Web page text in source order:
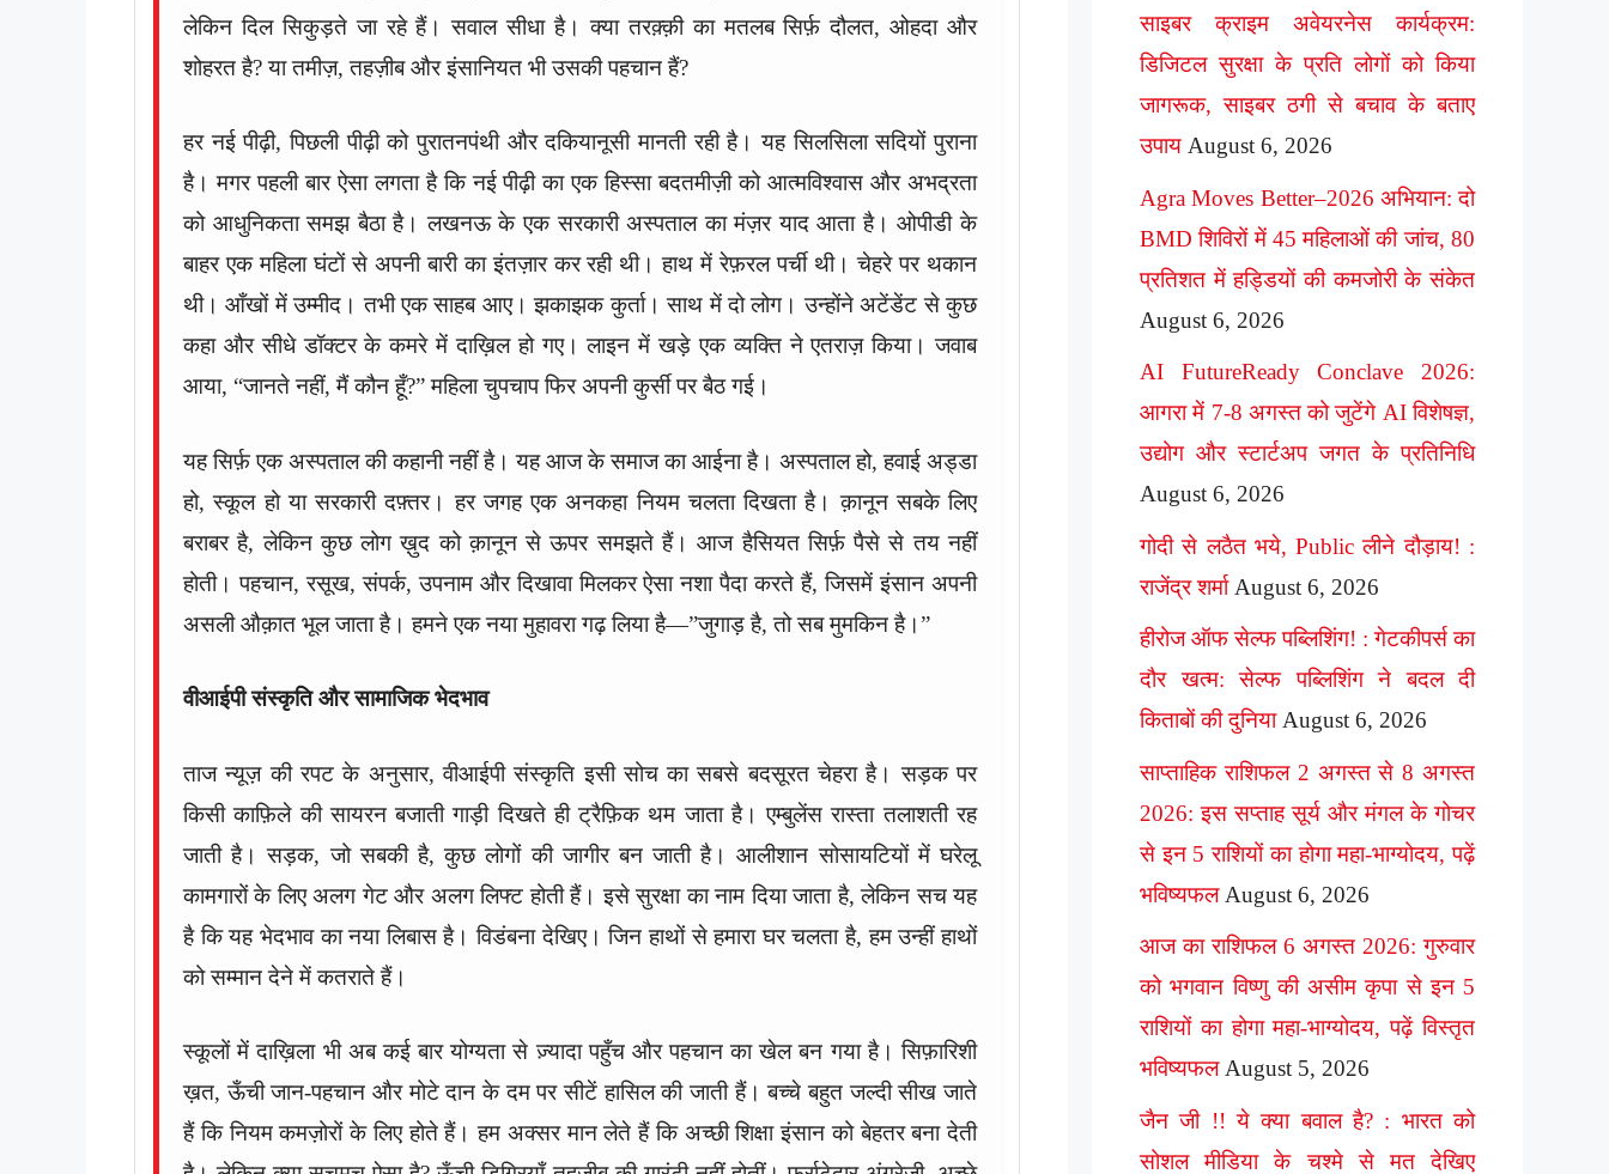
लेकिन दिल सिकुड़ते जा रहे हैं। सवाल सीधा है। क्या तरक़्क़ी का मतलब सिर्फ़ दौलत, ओहदा और
शोहरत है? या तमीज़, तहज़ीब और इंसानियत भी उसकी पहचान हैं?
हर नई पीढ़ी, पिछली पीढ़ी को पुरातनपंथी और दकियानूसी मानती रही है। यह सिलसिला सदियों पुराना
है। मगर पहली बार ऐसा लगता है कि नई पीढ़ी का एक हिस्सा बदतमीज़ी को आत्मविश्वास और अभद्रता
को आधुनिकता समझ बैठा है। लखनऊ के एक सरकारी अस्पताल का मंज़र याद आता है। ओपीडी के
बाहर एक महिला घंटों से अपनी बारी का इंतज़ार कर रही थी। हाथ में रेफ़रल पर्ची थी। चेहरे पर थकान
थी। आँखों में उम्मीद। तभी एक साहब आए। झकाझक कुर्ता। साथ में दो लोग। उन्होंने अटेंडेंट से कुछ
कहा और सीधे डॉक्टर के कमरे में दाख़िल हो गए। लाइन में खड़े एक व्यक्ति ने एतराज़ किया। जवाब
आया, “जानते नहीं, मैं कौन हूँ?” महिला चुपचाप फिर अपनी कुर्सी पर बैठ गई।
यह सिर्फ़ एक अस्पताल की कहानी नहीं है। यह आज के समाज का आईना है। अस्पताल हो, हवाई अड्डा
हो, स्कूल हो या सरकारी दफ़्तर। हर जगह एक अनकहा नियम चलता दिखता है। क़ानून सबके लिए
बराबर है, लेकिन कुछ लोग ख़ुद को क़ानून से ऊपर समझते हैं। आज हैसियत सिर्फ़ पैसे से तय नहीं
होती। पहचान, रसूख, संपर्क, उपनाम और दिखावा मिलकर ऐसा नशा पैदा करते हैं, जिसमें इंसान अपनी
असली औक़ात भूल जाता है। हमने एक नया मुहावरा गढ़ लिया है—”जुगाड़ है, तो सब मुमकिन है।”
वीआईपी संस्कृति और सामाजिक भेदभाव
ताज न्यूज़ की रपट के अनुसार, वीआईपी संस्कृति इसी सोच का सबसे बदसूरत चेहरा है। सड़क पर
किसी काफ़िले की सायरन बजाती गाड़ी दिखते ही ट्रैफ़िक थम जाता है। एम्बुलेंस रास्ता तलाशती रह
जाती है। सड़क, जो सबकी है, कुछ लोगों की जागीर बन जाती है। आलीशान सोसायटियों में घरेलू
कामगारों के लिए अलग गेट और अलग लिफ्ट होती हैं। इसे सुरक्षा का नाम दिया जाता है, लेकिन सच यह
है कि यह भेदभाव का नया लिबास है। विडंबना देखिए। जिन हाथों से हमारा घर चलता है, हम उन्हीं हाथों
को सम्मान देने में कतराते हैं।
स्कूलों में दाख़िला भी अब कई बार योग्यता से ज़्यादा पहुँच और पहचान का खेल बन गया है। सिफ़ारिशी
ख़त, ऊँची जान-पहचान और मोटे दान के दम पर सीटें हासिल की जाती हैं। बच्चे बहुत जल्दी सीख जाते
हैं कि नियम कमज़ोरों के लिए होते हैं। हम अक्सर मान लेते हैं कि अच्छी शिक्षा इंसान को बेहतर बना देती
साइबर क्राइम अवेयरनेस कार्यक्रम:
डिजिटल सुरक्षा के प्रति लोगों को किया
जागरूक, साइबर ठगी से बचाव के बताए
उपाय August 6, 2026
Agra Moves Better–2026 अभियान: दो
BMD शिविरों में 45 महिलाओं की जांच, 80
प्रतिशत में हड्डियों की कमजोरी के संकेत
August 6, 2026
AI FutureReady Conclave 2026:
आगरा में 7-8 अगस्त को जुटेंगे AI विशेषज्ञ,
उद्योग और स्टार्टअप जगत के प्रतिनिधि
August 6, 2026
गोदी से लठैत भये, Public लीने दौड़ाय! :
राजेंद्र शर्मा August 6, 2026
हीरोज ऑफ सेल्फ पब्लिशिंग! : गेटकीपर्स का
दौर खत्म: सेल्फ पब्लिशिंग ने बदल दी
किताबों की दुनिया August 6, 2026
साप्ताहिक राशिफल 2 अगस्त से 8 अगस्त
2026: इस सप्ताह सूर्य और मंगल के गोचर
से इन 5 राशियों का होगा महा-भाग्योदय, पढ़ें
भविष्यफल August 6, 2026
आज का राशिफल 6 अगस्त 2026: गुरुवार
को भगवान विष्णु की असीम कृपा से इन 5
राशियों का होगा महा-भाग्योदय, पढ़ें विस्तृत
भविष्यफल August 5, 2026
जैन जी !! ये क्या बवाल है? : भारत को
सोशल मीडिया के चश्मे से मत देखिए